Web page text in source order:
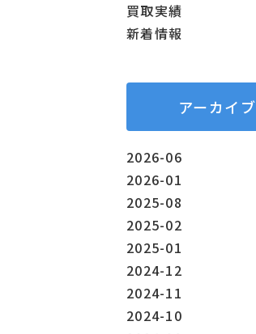
買取実績
新着情報
アーカイブ
2026-06
2026-01
2025-08
2025-02
2025-01
2024-12
2024-11
2024-10